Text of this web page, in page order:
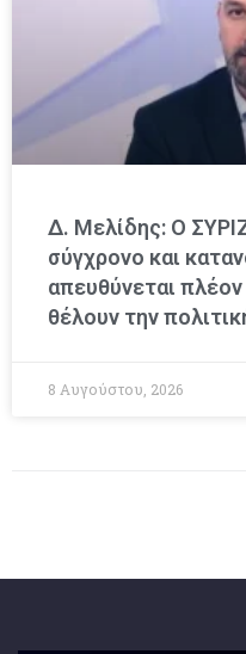
Δ. Μελίδης: Ο
σύγχρονο και
απευθύνεται
θέλουν την
8 Αυγούστου, 2026